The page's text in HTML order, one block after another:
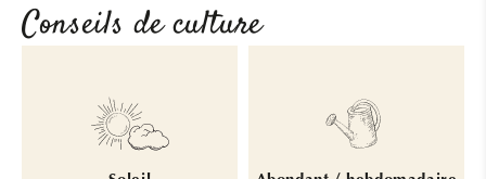
Conseils de culture